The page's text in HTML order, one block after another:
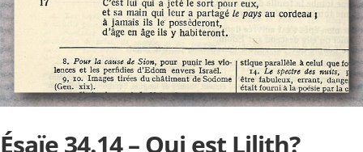
Ésaïe 34.14 – Qui est Lilith?